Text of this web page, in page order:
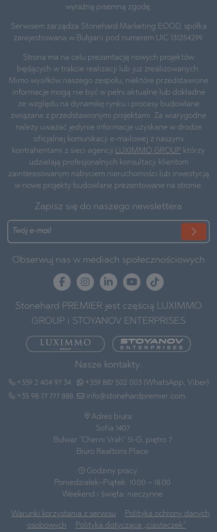
wyraźną pisemną zgodę.
Serwisem zarządza Stonehard Marketing EOOD, spółka
zarejestrowana w Bułgarii pod numerem UIC 131254299.
Strona ma na celu prezentację nowych projektów
będących w trakcie realizacji lub już zrealizowanych.
Mimo wysiłków naszego zespołu, niektóre przedstawione
informacje mogą nie być w pełni aktualne lub dokładne
ze względu na dynamikę rynku i procesy budowlane
związane z przedstawionymi projektami. Za wiarygodne
należy uważać jedynie informacje uzyskane w drodze
oficjalnej komunikacji e-mailowej z naszymi
kontrahentami z sieci agencji LUXIMMO GROUP którzy
udzielają profesjonalnych konsultacji klientom
zainteresowanym nabyciem nieruchomości lub inwestycją
w nowe projekty budowlane prezentowane na stronie.
Zapisz się do naszego newslettera
Obserwuj nas w mediach społecznościowych
Stonehard PREMIER jest częścią LUXIMMO
GROUP i STOYANOV ENTERPRISES
Nasze kontakty:
+359 2 404 97 34
+35 98 77 777 888
+359 887 502 003 (WhatsApp, Viber)
info@stonehardpremier.com
Adres biura:
Sofia 1407
Bulwar "Cherni Vrah" 51-G, piętro 7
Biuro Realtons Place
Godziny pracy:
Poniedziałek–Piątek: 10:00 – 18:00
Weekend i święta: nieczynne
Warunki korzystania z serwisu
Polityka ochrony danych
osobowych
Polityka dotycząca „ciasteczek”